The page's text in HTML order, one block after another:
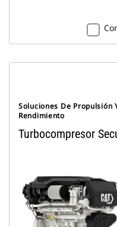
Soluciones De Propulsión
Rendimiento
Turbocompresor